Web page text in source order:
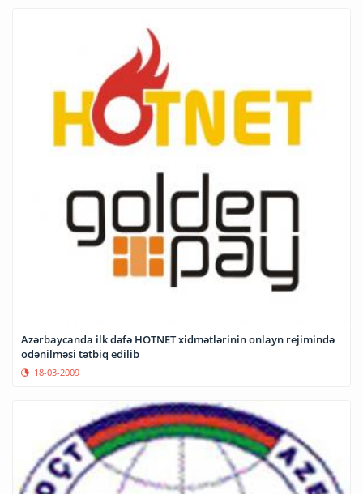
Azərbaycanda ilk dəfə HOTNET xidmətlərinin onlayn rejimində
ödənilməsi tətbiq edilib
18-03-2009